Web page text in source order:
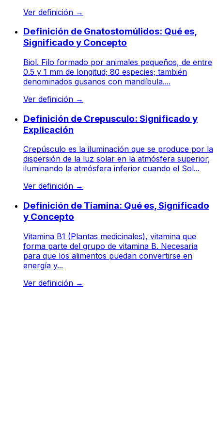
Ver definición →
Definición de Gnatostomúlidos: Qué es,
Significado y Concepto
Biol. Filo formado por animales pequeños, de entre
0.5 y 1 mm de longitud; 80 especies; también
denominados gusanos con mandíbula....
Ver definición →
Definición de Crepusculo: Significado y
Explicación
Crepúsculo es la iluminación que se produce por la
dispersión de la luz solar en la atmósfera superior,
iluminando la atmósfera inferior cuando el Sol...
Ver definición →
Definición de Tiamina: Qué es, Significado
y Concepto
Vitamina B1 (Plantas medicinales), vitamina que
forma parte del grupo de vitamina B. Necesaria
para que los alimentos puedan convertirse en
energía y...
Ver definición →